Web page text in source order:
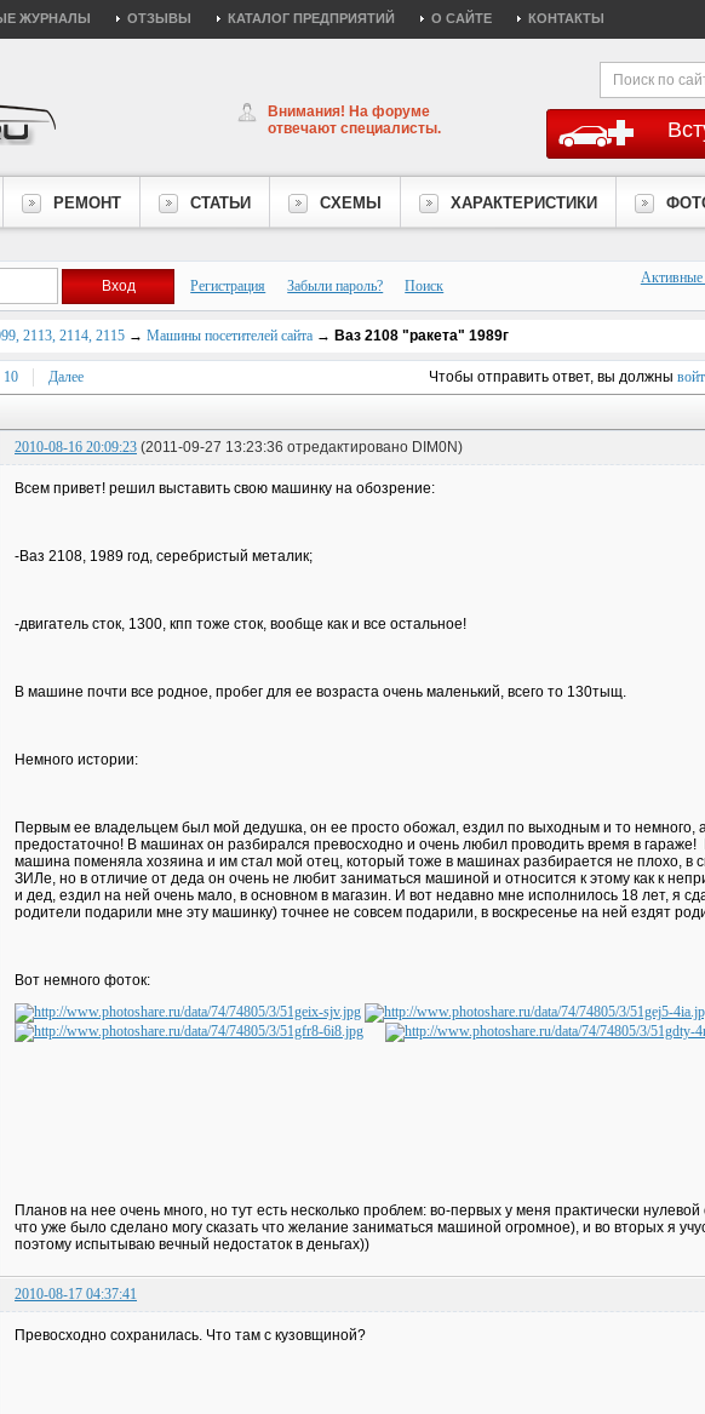
ЖУРНАЛЫ ОТЗЫВЫ КАТАЛОГ ПРЕДПРИЯТИЙ О САЙТЕ КОНТАКТЫ
Внимания! На форуме
отвечают специалисты.
РЕМОНТ СТАТЬИ СХЕМЫ ХАРАКТЕРИСТИКИ
Регистрация Забыли пароль? Поиск
2113, 2114, 2115 → Машины посетителей сайта → Ваз 2108 "ракета" 1989г
10 Далее Чтобы отправить ответ, вы должны
2010-08-16 20:09:23 (2011-09-27 13:23:36 отредактировано DIM0N)
Всем привет! решил выставить свою машинку на обозрение:
-Ваз 2108, 1989 год, серебристый металик;
-двигатель сток, 1300, кпп тоже сток, вообще как и все остальное!
В машине почти все родное, пробег для ее возраста очень маленький, всего то 130тыщ.
Немного истории:
Первым ее владельцем был мой дедушка, он ее просто обожал, ездил по выходным и то немного,
предостаточно! В машинах он разбирался превосходно и очень любил проводить время в гараже!
машина поменяла хозяина и им стал мой отец, который тоже в машинах разбирается не плохо, в
ЗИЛе, но в отличие от деда он очень не любит заниматься машиной и относится к этому как к
и дед, ездил на ней очень мало, в основном в магазин. И вот недавно мне исполнилось 18 лет, я
родители подарили мне эту машинку) точнее не совсем подарили, в воскресенье на ней ездят
Вот немного фоток:
Планов на нее очень много, но тут есть несколько проблем: во-первых у меня практически
что уже было сделано могу сказать что желание заниматься машиной огромное), и во вторых я
поэтому испытываю вечный недостаток в деньгах))
2010-08-17 04:37:41
Превосходно сохранилась. Что там с кузовщиной?